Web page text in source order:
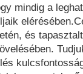
mindig a
és